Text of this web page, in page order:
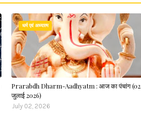
धर्म एवं अध्यात्म
Prarabdh Dharm-Aadhyatm : आज का पंचांग (02
जुलाई 2026)
July 02, 2026